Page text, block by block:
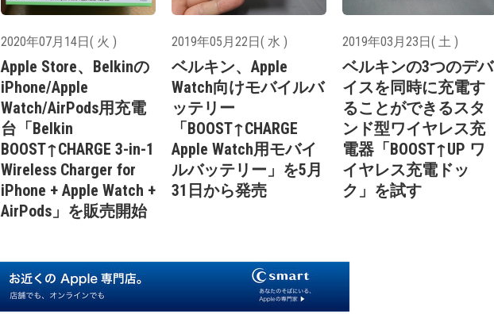
2020年07月14日( 火 )
Apple Store、Belkinの
iPhone/Apple
Watch/AirPods用充電
台「Belkin
BOOST↑CHARGE 3-in-1
Wireless Charger for
iPhone + Apple Watch +
AirPods」を販売開始
2019年05月22日( 水 )
ベルキン、Apple
Watch向けモバイルバ
ッテリー
「BOOST↑CHARGE
Apple Watch用モバイ
ルバッテリー」を5月
31日から発売
2019年03月23日( 土 )
ベルキンの3つのデバ
イスを同時に充電す
ることができるスタ
ンド型ワイヤレス充
電器「BOOST↑UP ワ
イヤレス充電ドッ
ク」を試す